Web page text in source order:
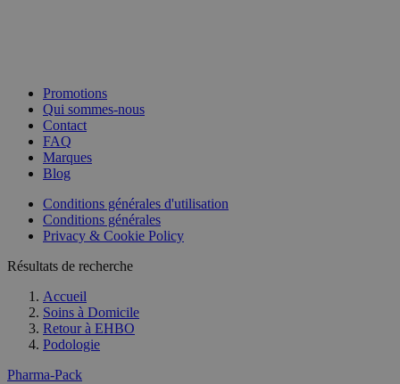
Promotions
Qui sommes-nous
Contact
FAQ
Marques
Blog
Conditions générales d'utilisation
Conditions générales
Privacy & Cookie Policy
Résultats de recherche
Accueil
Soins à Domicile
Retour à EHBO
Podologie
Pharma-Pack